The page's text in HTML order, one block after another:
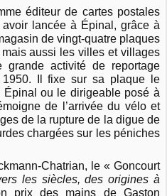
éditeur de cartes postales
lancée à Épinal, grâce à
de vingt-quatre plaques
aussi les villes et villages
activité de reportage
Il fixe sur sa plaque le
Épinal ou le dirigeable posé à
de l’arrivée du vélo et
de la rupture de la digue de
chargées sur les péniches
Chatrian, le « Goncourt
les siècles, des origines à
prix des mains de Gaston